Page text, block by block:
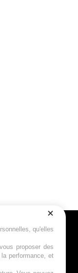
qu'elles
proposer des
performance, et